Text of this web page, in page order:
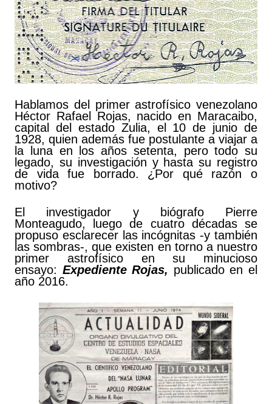
Hablamos del primer astrofísico venezolano
Héctor Rafael Rojas, nacido en Maracaibo,
capital del estado Zulia, el 10 de junio de
1928, quien además fue postulante a viajar a
la luna en los años setenta, pero todo su
legado, su investigación y hasta su registro
de vida fue borrado. ¿Por qué razón o
motivo?
El investigador y biógrafo Pierre
Monteagudo, luego de cuatro décadas se
propuso esclarecer las incógnitas ‑y también
las sombras‑, que existen en torno a nuestro
primer astrofísico en su minucioso
ensayo: Expediente Rojas, publicado en el
año 2016.